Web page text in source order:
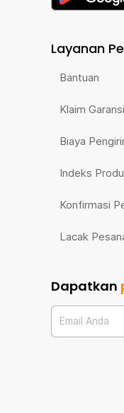
Layanan
Bantuan
Klaim
Biaya
Indeks
Konfirmasi
Lacak
Dapatkan
Email Anda